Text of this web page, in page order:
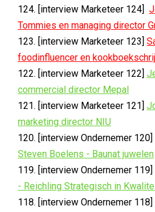
124. [interview Marketeer 124]
Tommies en managing director
123. [interview Marketeer 123]
foodinfluencer en
122. [interview Marketeer 122]
commercial director Mepal
121. [interview Marketeer 121]
marketing director NIU
120. [interview Ondernemer 120]
Steven Boelens - Baunat juwelen
119. [interview Ondernemer 119]
- Reichling Strategisch in
118. [interview Ondernemer 118]